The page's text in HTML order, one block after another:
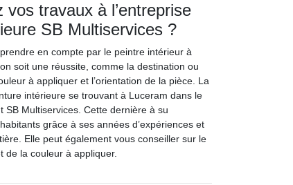
vos travaux à l’entreprise
SB Multiservices ?
en compte par le peintre intérieur à
soit une réussite, comme la destination ou
à appliquer et l’orientation de la pièce. La
intérieure se trouvant à Luceram dans le
SB Multiservices. Cette dernière à su
grâce à ses années d’expériences et
Elle peut également vous conseiller sur le
de la couleur à appliquer.